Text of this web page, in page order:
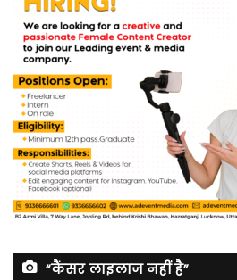
“कैंसर लाइलाज नहीं है”